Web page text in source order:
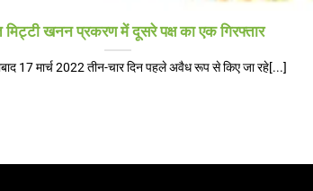
मिट्टी खनन प्रकरण में दूसरे पक्ष का एक गिरफ्तार
17 मार्च 2022 तीन-चार दिन पहले अवैध रूप से किए जा रहे[...]